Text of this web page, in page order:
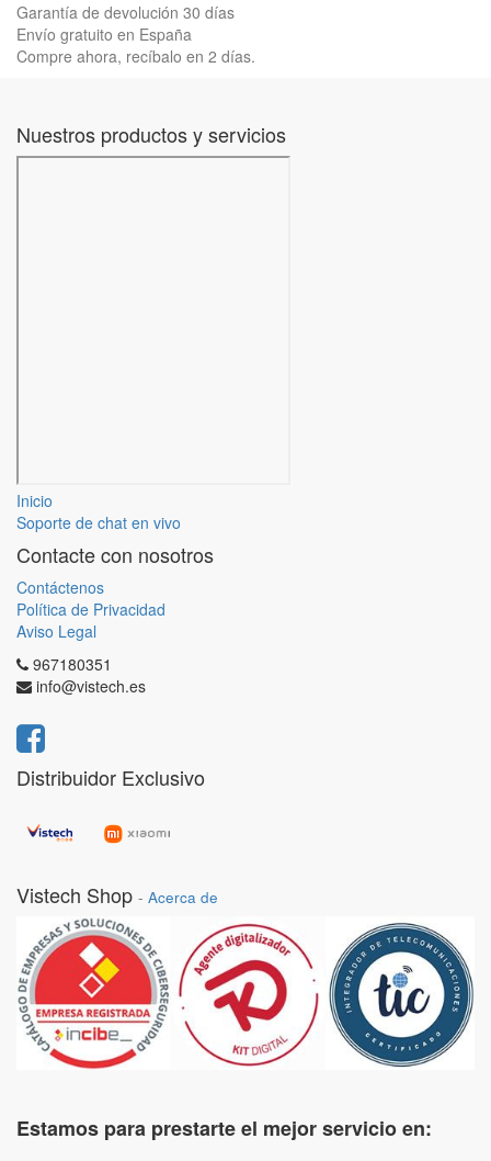
Garantía de devolución 30 días
Envío gratuito en España
Compre ahora, recíbalo en 2 días.
Nuestros productos y servicios
Inicio
Soporte de chat en vivo
Contacte con nosotros
Contáctenos
Política de Privacidad
Aviso Legal
967180351
info@vistech.es
Distribuidor Exclusivo
Vistech Shop - Acerca de
Estamos para prestarte el mejor servicio en: